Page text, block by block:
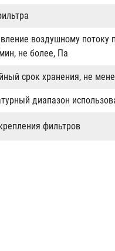
воздушному потоку
не более, Па
срок хранения, не
диапазон
фильтров